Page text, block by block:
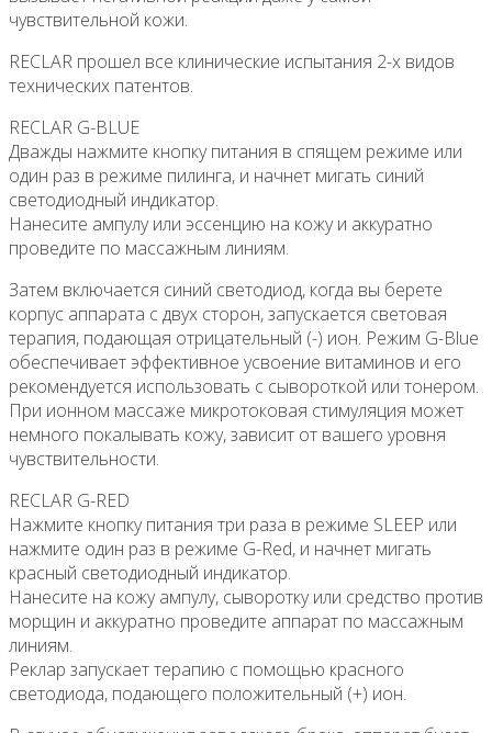
чувствительной кожи.
RECLAR прошел все клинические испытания 2-х видов
технических патентов.
RECLAR G-BLUE
Дважды нажмите кнопку питания в спящем режиме или
один раз в режиме пилинга, и начнет мигать синий
светодиодный индикатор.
Нанесите ампулу или эссенцию на кожу и аккуратно
проведите по массажным линиям.
Затем включается синий светодиод, когда вы берете
корпус аппарата с двух сторон, запускается световая
терапия, подающая отрицательный (-) ион. Режим G-Blue
обеспечивает эффективное усвоение витаминов и его
рекомендуется использовать с сывороткой или тонером.
При ионном массаже микротоковая стимуляция может
немного покалывать кожу, зависит от вашего уровня
чувствительности.
RECLAR G-RED
Нажмите кнопку питания три раза в режиме SLEEP или
нажмите один раз в режиме G-Red, и начнет мигать
красный светодиодный индикатор.
Нанесите на кожу ампулу, сыворотку или средство против
морщин и аккуратно проведите аппарат по массажным
линиям.
Реклар запускает терапию с помощью красного
светодиода, подающего положительный (+) ион.